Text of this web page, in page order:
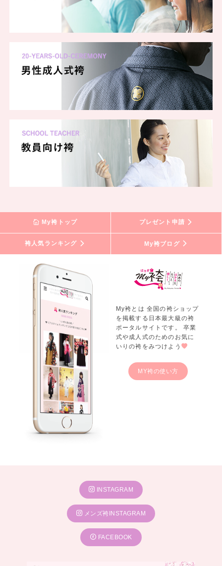
My袴トップ プレゼント申請
袴人気ランキング My袴ブログ
My袴とは 全国の袴ショップ
を掲載する日本最大級の袴
ポータルサイトです。 卒業
式や成人式のためのお気に
いりの袴をみつけよう
MY袴の使い方
INSTAGRAM
メンズ袴INSTAGRAM
FACEBOOK